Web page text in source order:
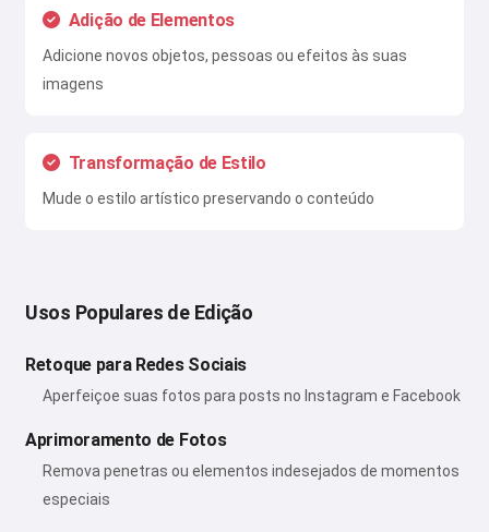
Adição de Elementos
Adicione novos objetos, pessoas ou efeitos às suas
imagens
Transformação de Estilo
Mude o estilo artístico preservando o conteúdo
Usos Populares de Edição
Retoque para Redes Sociais
Aperfeiçoe suas fotos para posts no Instagram e Facebook
Aprimoramento de Fotos
Remova penetras ou elementos indesejados de momentos
especiais